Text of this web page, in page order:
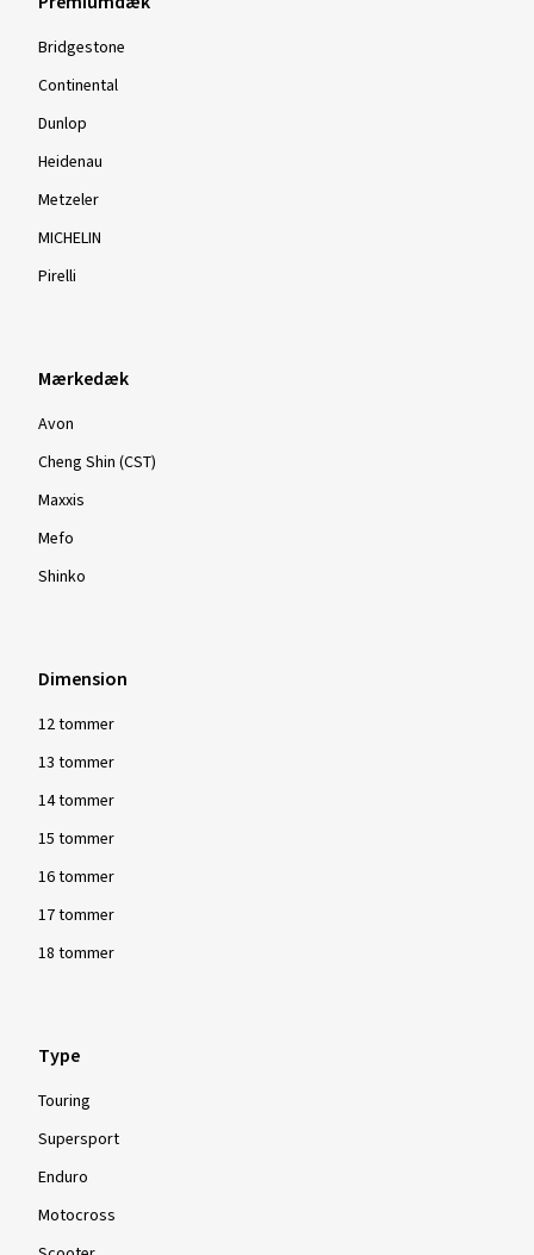
Bridgestone
Continental
Dunlop
Heidenau
Metzeler
MICHELIN
Pirelli
Mærkedæk
Avon
Cheng Shin (CST)
Maxxis
Mefo
Shinko
Dimension
12 tommer
13 tommer
14 tommer
15 tommer
16 tommer
17 tommer
18 tommer
Type
Touring
Supersport
Enduro
Motocross